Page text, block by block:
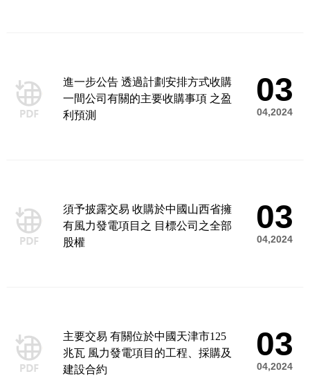
進一步公告 透過計劃安排方式收購
一間公司有關的主要收購事項 之盈
利預測
03
04,2024
須予披露交易 收購於中國山西省擁
有風力發電項目之 目標公司之全部
股權
03
04,2024
主要交易 有關位於中國天津市125
兆瓦 風力發電項目的工程、採購及
建設合約
03
04,2024